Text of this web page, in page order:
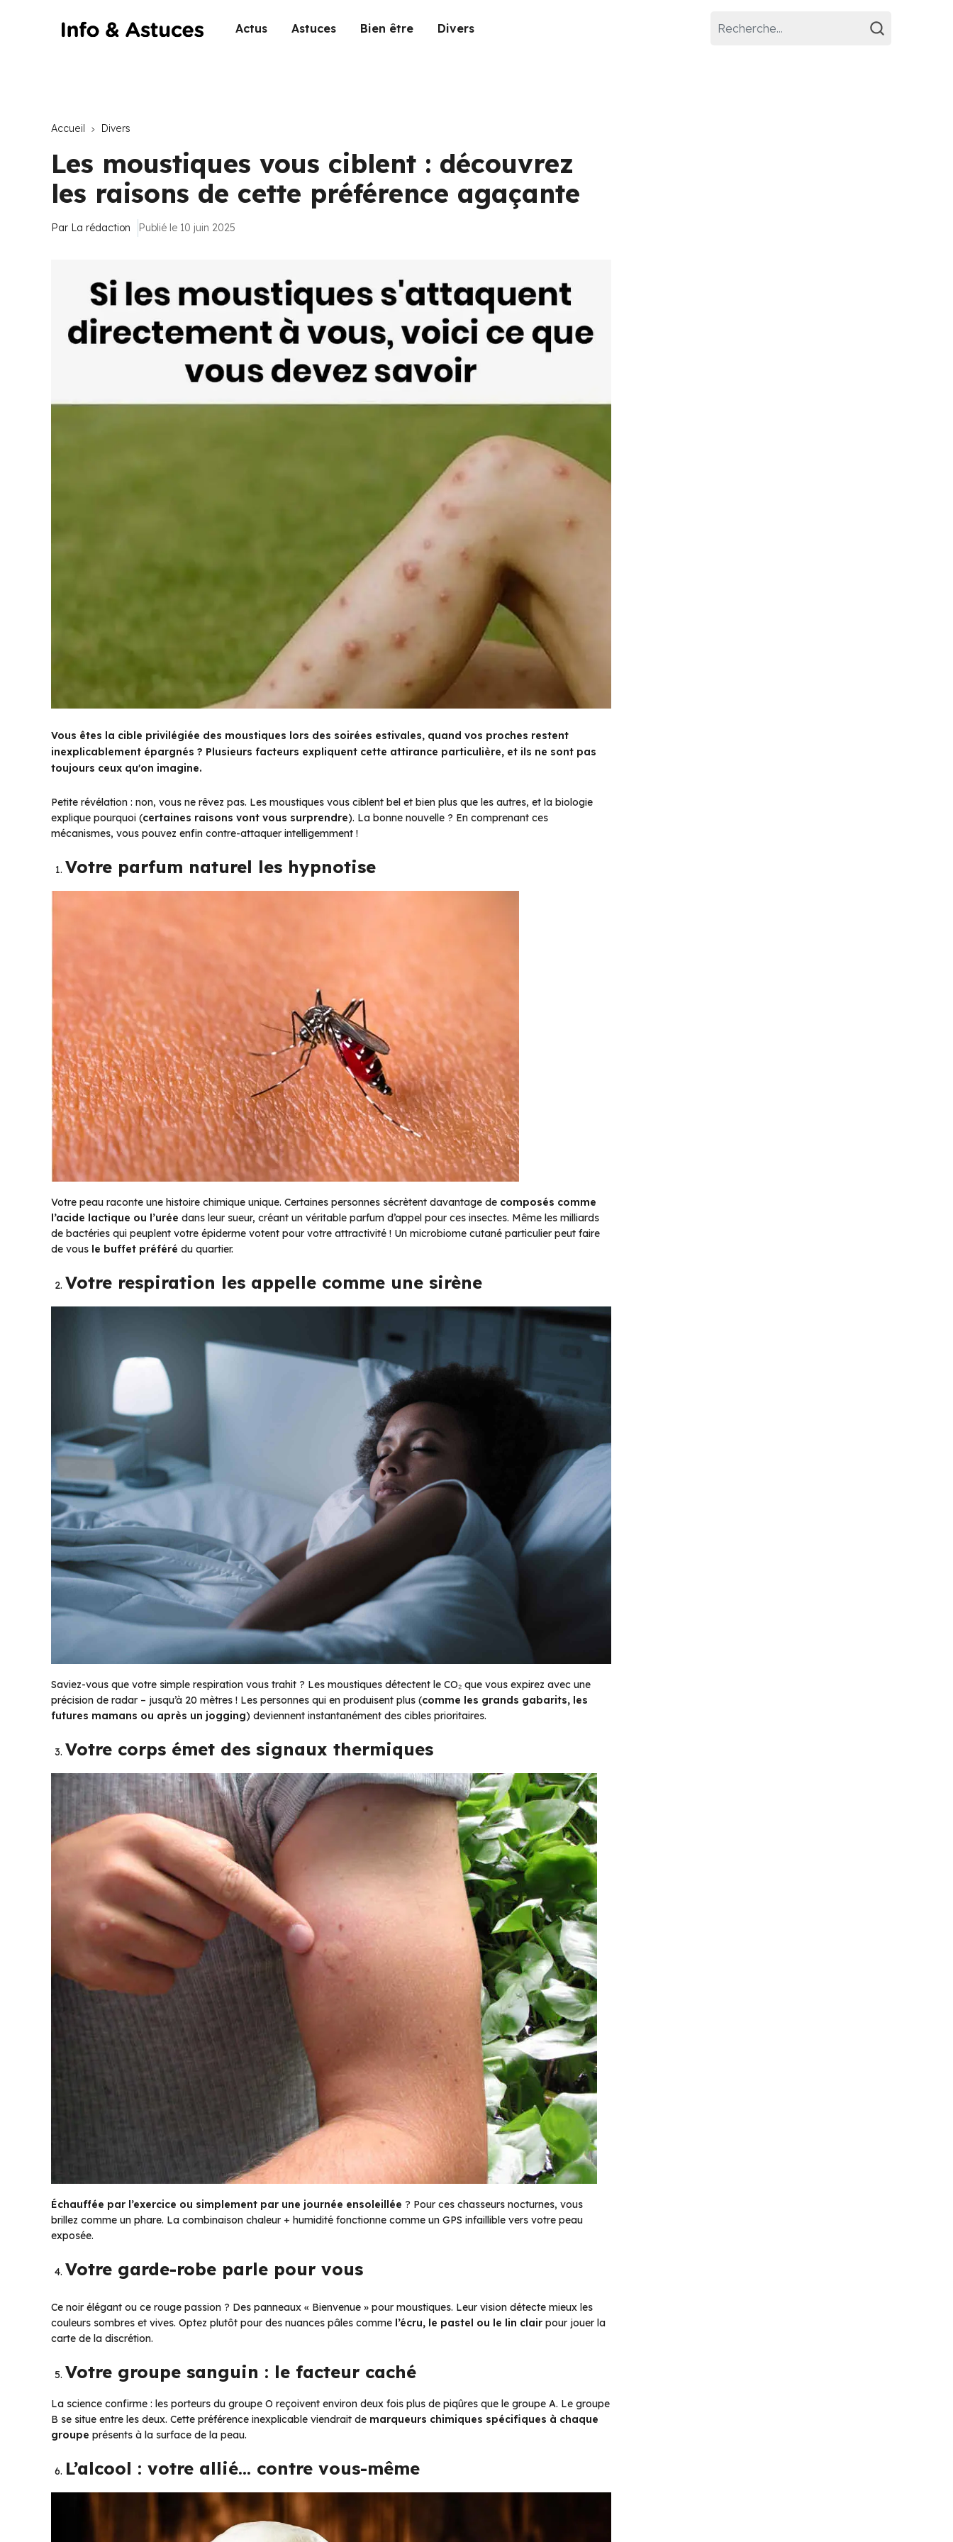
Actus Astuces Bien être Divers
Accueil Divers
Les moustiques vous ciblent : découvrez
les raisons de cette préférence agaçante
Par La rédaction Publié le 10 juin 2025
Vous êtes la cible privilégiée des moustiques lors des soirées estivales, quand vos proches restent
inexplicablement épargnés ? Plusieurs facteurs expliquent cette attirance particulière, et ils ne sont pas
toujours ceux qu'on imagine.
Petite révélation : non, vous ne rêvez pas. Les moustiques vous ciblent bel et bien plus que les autres, et la biologie
explique pourquoi (certaines raisons vont vous surprendre). La bonne nouvelle ? En comprenant ces
mécanismes, vous pouvez enfin contre-attaquer intelligemment !
Votre parfum naturel les hypnotise
Votre peau raconte une histoire chimique unique. Certaines personnes sécrètent davantage de composés comme
l’acide lactique ou l’urée dans leur sueur, créant un véritable parfum d’appel pour ces insectes. Même les milliards
de bactéries qui peuplent votre épiderme votent pour votre attractivité ! Un microbiome cutané particulier peut faire
de vous le buffet préféré du quartier.
Votre respiration les appelle comme une sirène
Saviez-vous que votre simple respiration vous trahit ? Les moustiques détectent le CO₂ que vous expirez avec une
précision de radar – jusqu’à 20 mètres ! Les personnes qui en produisent plus (comme les grands gabarits, les
futures mamans ou après un jogging) deviennent instantanément des cibles prioritaires.
Votre corps émet des signaux thermiques
Échauffée par l’exercice ou simplement par une journée ensoleillée ? Pour ces chasseurs nocturnes, vous
brillez comme un phare. La combinaison chaleur + humidité fonctionne comme un GPS infaillible vers votre peau
exposée.
Votre garde-robe parle pour vous
Ce noir élégant ou ce rouge passion ? Des panneaux « Bienvenue » pour moustiques. Leur vision détecte mieux les
couleurs sombres et vives. Optez plutôt pour des nuances pâles comme l’écru, le pastel ou le lin clair pour jouer la
carte de la discrétion.
Votre groupe sanguin : le facteur caché
La science confirme : les porteurs du groupe O reçoivent environ deux fois plus de piqûres que le groupe A. Le groupe
B se situe entre les deux. Cette préférence inexplicable viendrait de marqueurs chimiques spécifiques à chaque
groupe présents à la surface de la peau.
L’alcool : votre allié… contre vous-même